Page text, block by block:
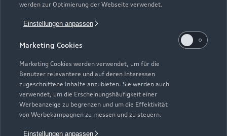
werden zur Optimierung der Webseite verwendet.
Einstellungen anpassen
Marketing Cookies
Marketing Cookies werden verwendet, um für die
Benutzer relevantere und auf deren Interessen
zugeschnittene Inhalte anzubieten. Sie werden auch
verwendet, um die Erscheinungshäufigkeit einer
Werbeanzeige zu begrenzen und um die Effektivität
von Werbekampagnen zu messen und zu steuern.
Einstellungen anpassen
Zur Inspektion